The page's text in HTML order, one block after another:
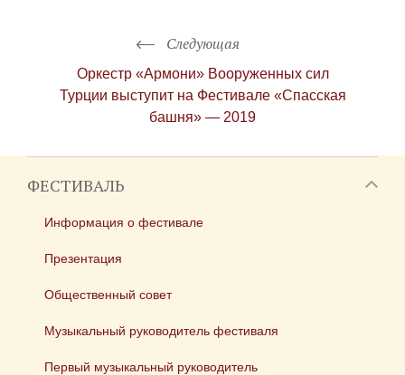
Следующая
Оркестр «Армони» Вооруженных сил
Турции выступит на Фестивале «Спасская
башня» — 2019
ФЕСТИВАЛЬ
Информация о фестивале
Презентация
Общественный совет
Музыкальный руководитель фестиваля
Первый музыкальный руководитель